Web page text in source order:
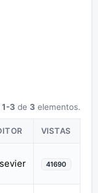
1-3 de 3 elementos.
VISTAS
41690